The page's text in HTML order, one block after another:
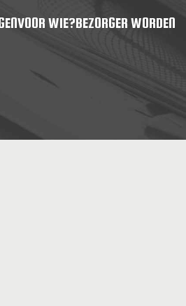
VOOR WIE?BEZORGER WORDEN